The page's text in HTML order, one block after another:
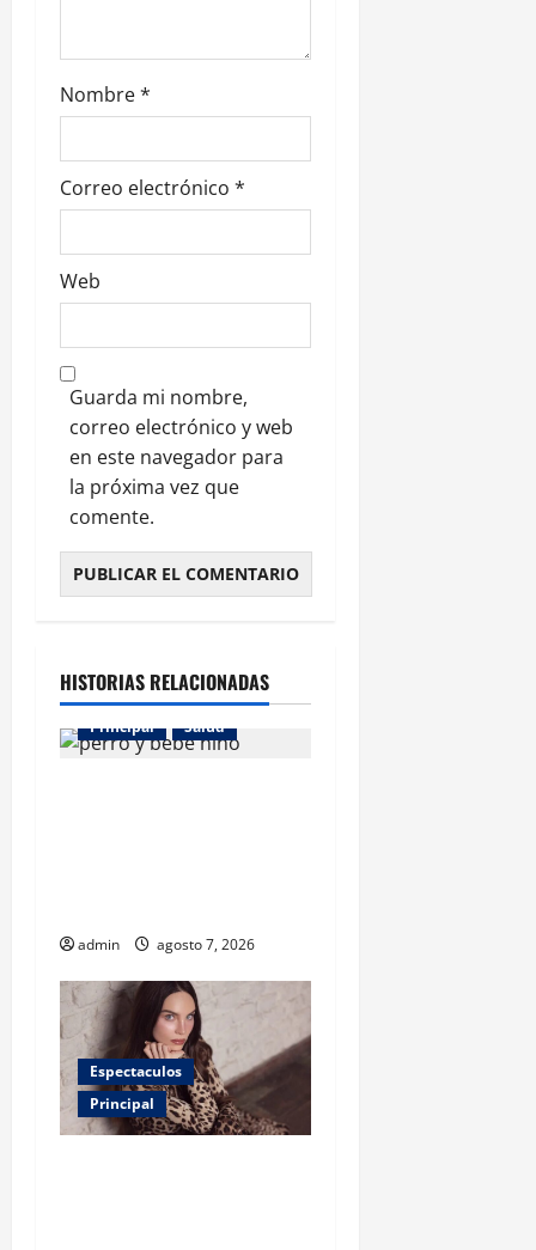
a
d
s
Nombre*
Correo electrónico *
Web
Guarda mi nombre,
correo electrónico y web
en este navegador para
la próxima vez que
comente.
HISTORIAS RELACIONADAS
Principal Salud
admin agosto 7, 2026
Espectaculos
Principal